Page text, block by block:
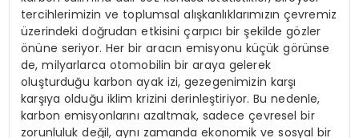
tercihlerimizin ve toplumsal alışkanlıklarımızın çevremiz
üzerindeki doğrudan etkisini çarpıcı bir şekilde gözler
önüne seriyor. Her bir aracın emisyonu küçük görünse
de, milyarlarca otomobilin bir araya gelerek
oluşturduğu karbon ayak izi, gezegenimizin karşı
karşıya olduğu iklim krizini derinleştiriyor. Bu nedenle,
karbon emisyonlarını azaltmak, sadece çevresel bir
zorunluluk değil, aynı zamanda ekonomik ve sosyal bir